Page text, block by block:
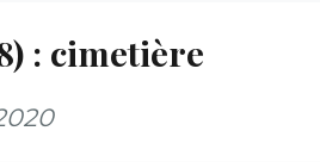
: cimetière